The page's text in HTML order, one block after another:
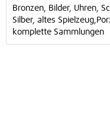
Bronzen, Bilder, Uhren,
Silber, altes
komplette Sammlungen